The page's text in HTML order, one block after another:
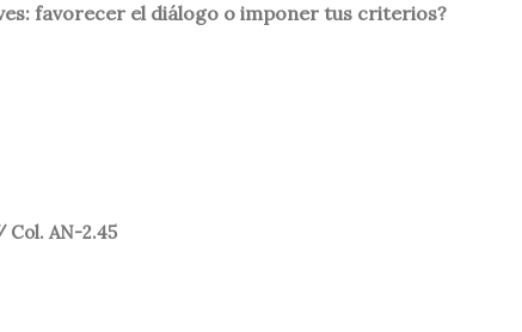
favorecer el diálogo o imponer tus criterios?
AN-2.45